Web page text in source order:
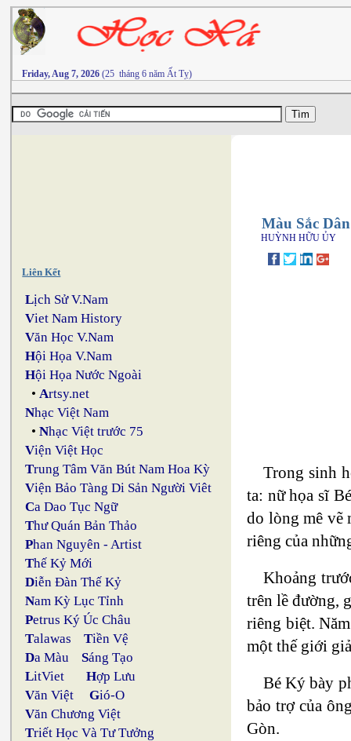
Friday, Aug 7, 2026 (25 tháng 6 năm Ất Tỵ)
Liên Kết
Lịch Sử V.Nam
Viet Nam History
Văn Học V.Nam
Hội Họa V.Nam
Hội Họa Nước Ngoài
•Artsy.net
Nhạc Việt Nam
•Nhạc Việt trước 75
Viện Việt Học
Trung Tâm Văn Bút Nam Hoa Kỳ
Viện Bảo Tàng Di Sản Người Viêt
Ca Dao Tục Ngữ
Thư Quán Bản Thảo
Phan Nguyên - Artist
Thế Kỷ Mới
Diễn Đàn Thế Kỷ
Nam Kỳ Lục Tỉnh
Petrus Ký Úc Châu
Talawas Tiền Vệ
Da Màu Sáng Tạo
LitViet Hợp Lưu
Văn Việt Gió-O
Văn Chương Việt
Triết Học Và Tư Tưởng
Màu Sắc
HUỲNH HỮU ỦY
Trong sinh
ta: nữ họa sĩ
do lòng mê vẽ
riêng của
Khoảng
trên lề đường,
riêng biệt.
một thế giới
Bé Ký bày
bảo trợ của
Gòn.